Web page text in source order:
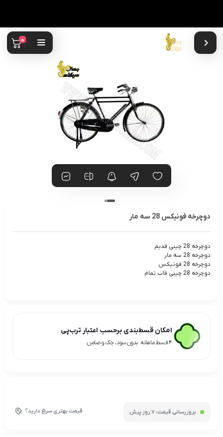
0
دوچرخه فونیکس 28 سه مار
دوچرخه 28 چینی قدیم
دوچرخه 28 سه مار
دوچرخه 28 فونیکس
دوچرخه 28 چینی قاب تمام
امکان قسط‌بندی برحسب اعتبار ترب‌پی
۴ قسط ماهانه. بدون سود، چک و ضامن.
بروزرسانی قیمت: 7 روز پیش قیمت بهتری سراغ دارید؟